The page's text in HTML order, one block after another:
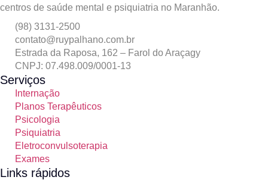
centros de saúde mental e psiquiatria no Maranhão.
(98) 3131-2500
contato@ruypalhano.com.br
Estrada da Raposa, 162 – Farol do Araçagy
CNPJ: 07.498.009/0001-13
Serviços
Internação
Planos Terapêuticos
Psicologia
Psiquiatria
Eletroconvulsoterapia
Exames
Links rápidos